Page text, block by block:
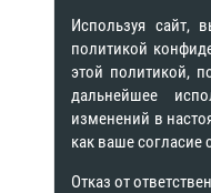
Используя сайт,
политикой
этой политикой,
дальнейшее
изменений в
как ваше
Отказ от